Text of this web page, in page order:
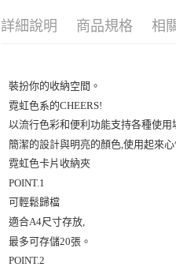
詳細說明 商品規格 相
裝扮你的收納空間。
霓虹色系的CHEERS!
以流行色彩和便利功能支持各種使用
簡潔的設計與明亮的顏色,使用起來
霓虹色卡片收納夾
POINT.1
可輕鬆歸檔
適合A4尺寸存放,
最多可存儲20張。
POINT.2